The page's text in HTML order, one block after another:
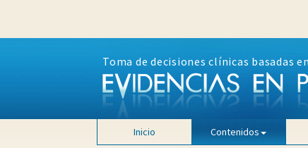
Toma de decisiones clínicas basadas
Inicio Contenidos